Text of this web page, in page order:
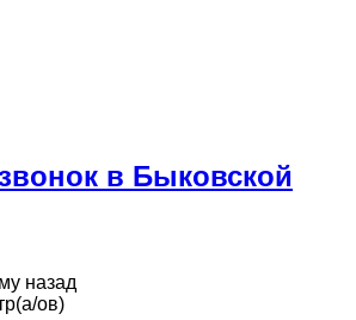
в Быковской
назад
ов)